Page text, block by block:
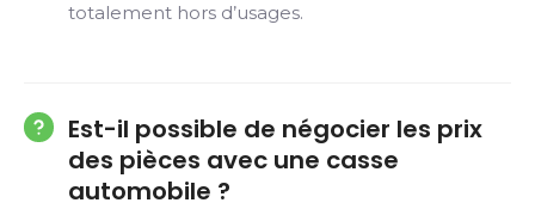
totalement hors d’usages.
Est-il possible de négocier les prix
des pièces avec une casse
automobile ?